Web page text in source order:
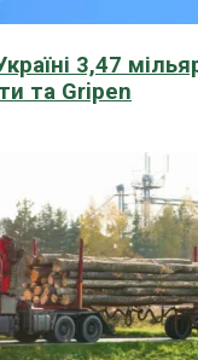
3,47
та Gripen